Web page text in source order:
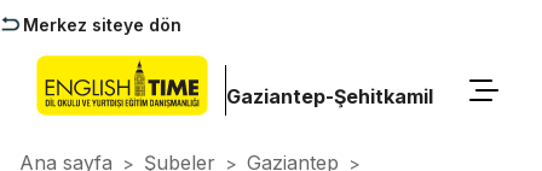
Merkez siteye dön
Gaziantep-Şehitkamil
Ana sayfa > Şubeler > Gaziantep >